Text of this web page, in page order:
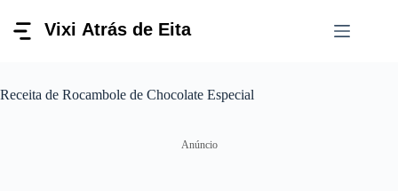
para
Receita de Rocambole de Chocolate Especial
Anúncio